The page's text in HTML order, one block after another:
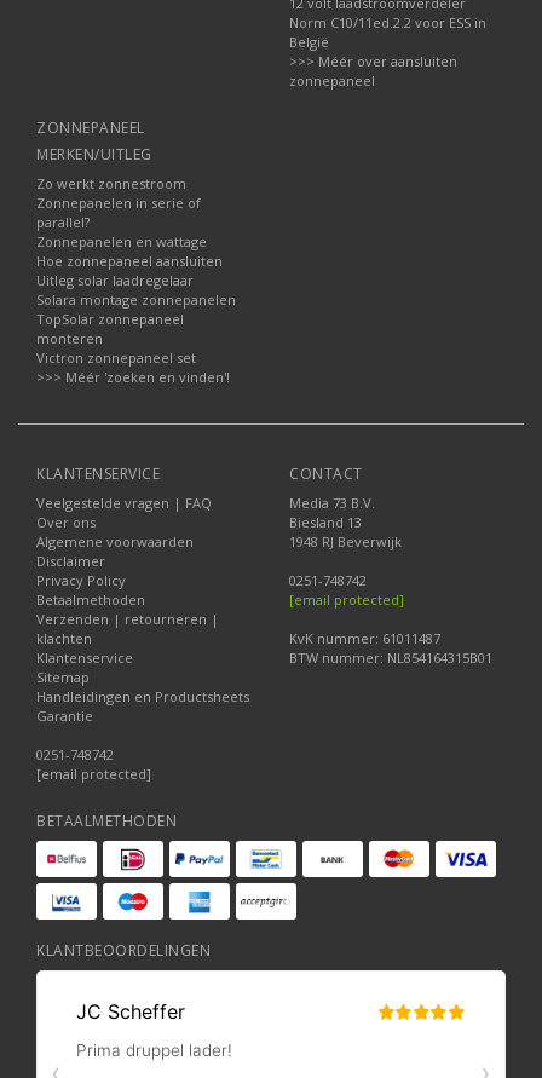
Norm C10/11ed.2.2 voor ESS in
België
>>> Méér over aansluiten
zonnepaneel
ZONNEPANEEL
MERKEN/UITLEG
Zo werkt zonnestroom
Zonnepanelen in serie of
parallel?
Zonnepanelen en wattage
Hoe zonnepaneel aansluiten
Uitleg solar laadregelaar
Solara montage zonnepanelen
TopSolar zonnepaneel
monteren
Victron zonnepaneel set
>>> Méér 'zoeken en vinden'!
KLANTENSERVICE
Veelgestelde vragen | FAQ
Over ons
Algemene voorwaarden
Disclaimer
Privacy Policy
Betaalmethoden
Verzenden | retourneren |
klachten
Klantenservice
Sitemap
Handleidingen en Productsheets
Garantie
0251-748742
[email protected]
CONTACT
Media 73 B.V.
Biesland 13
1948 RJ Beverwijk
0251-748742
[email protected]
KvK nummer: 61011487
BTW nummer: NL854164315B01
BETAALMETHODEN
KLANTBEOORDELINGEN